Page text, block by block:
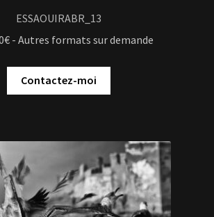
ESSAOUIRABR_13
- Autres formats sur demande
Contactez-moi